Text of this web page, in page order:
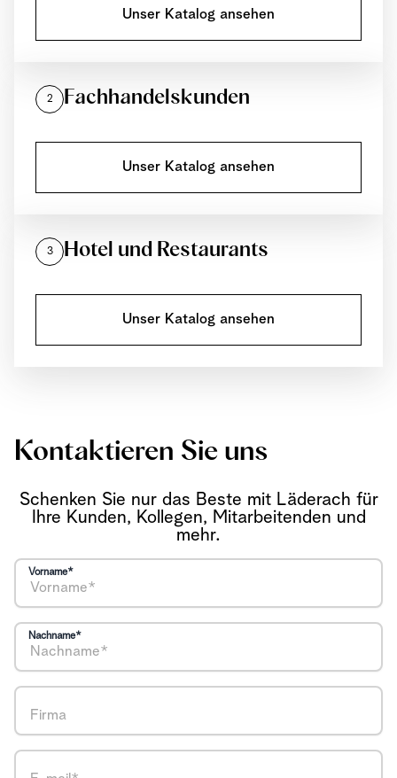
Unser Katalog ansehen
2 Fachhandelskunden
Unser Katalog ansehen
3 Hotel und Restaurants
Unser Katalog ansehen
Kontaktieren Sie uns
Schenken Sie nur das Beste mit Läderach für
Ihre Kunden, Kollegen, Mitarbeitenden und
mehr.
Vorname*
Nachname*